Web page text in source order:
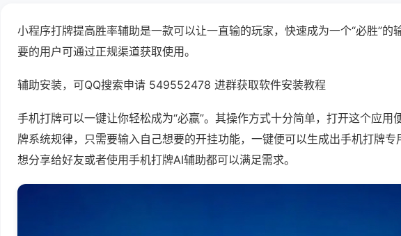
小程序打牌提高胜率辅助是一款可以让一直输的玩家，快速成为一个“必胜”的
要的用户可通过正规渠道获取使用。
辅助安装，可QQ搜索申请 549552478 进群获取软件安装教程
手机打牌可以一键让你轻松成为“必赢”。其操作方式十分简单，打开这个应用
牌系统规律，只需要输入自己想要的开挂功能，一键便可以生成出手机打牌专
想分享给好友或者使用手机打牌AI辅助都可以满足需求。